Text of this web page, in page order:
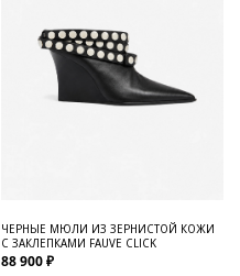
ЧЕРНЫЕ МЮЛИ ИЗ ЗЕРНИСТОЙ КОЖИ
С ЗАКЛЕПКАМИ FAUVE CLICK
88 900 ₽